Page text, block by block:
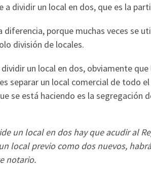
a dividir un local en dos, que es la
diferencia, porque muchas veces se
división de locales.
un local en dos, obviamente
separar un local comercial de todo
se está haciendo es la segregación
un local en dos hay que acudir al
local previo como dos nuevos,
notario.